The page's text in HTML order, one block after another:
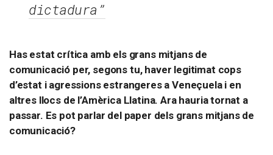
dictadura”
Has estat crítica amb els grans mitjans de
comunicació per, segons tu, haver legitimat cops
d’estat i agressions estrangeres a Veneçuela i en
altres llocs de l’Amèrica Llatina. Ara hauria tornat a
passar. Es pot parlar del paper dels grans mitjans de
comunicació?